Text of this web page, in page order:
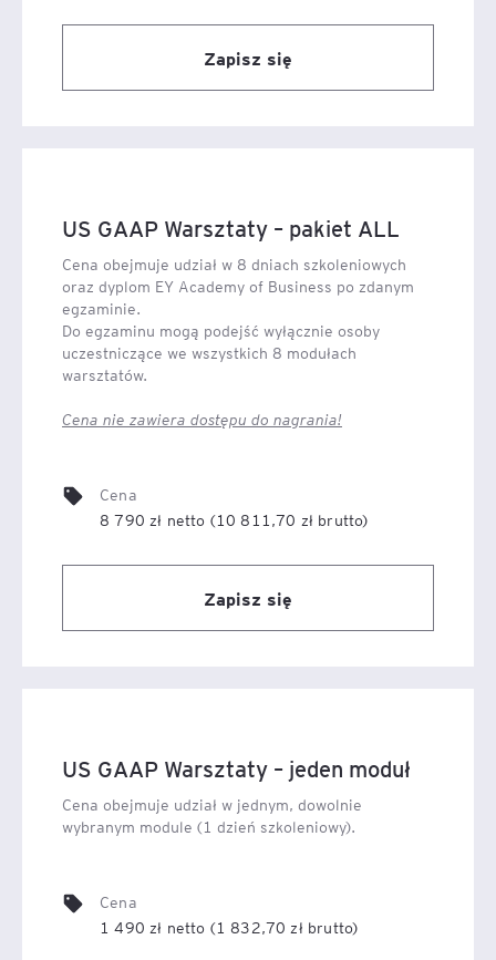
Zapisz się
US GAAP Warsztaty – pakiet ALL
Cena obejmuje udział w 8 dniach szkoleniowych
oraz dyplom EY Academy of Business po zdanym
egzaminie.
Do egzaminu mogą podejść wyłącznie osoby
uczestniczące we wszystkich 8 modułach
warsztatów.
Cena nie zawiera dostępu do nagrania!
Cena
8 790 zł netto (10 811,70 zł brutto)
Zapisz się
US GAAP Warsztaty – jeden moduł
Cena obejmuje udział w jednym, dowolnie
wybranym module (1 dzień szkoleniowy).
Cena
1 490 zł netto (1 832,70 zł brutto)